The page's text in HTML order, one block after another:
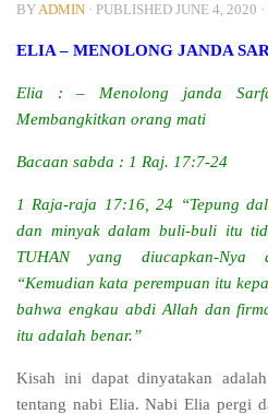
BYADMIN · PUBLISHED JUNE 4, 2020
ELIA – MENOLONG JANDA
Elia : – Menolong janda
Membangkitkan orang mati
Bacaan sabda : 1 Raj. 17:7-24
1 Raja-raja 17:16, 24 “Tepung
dan minyak dalam buli-buli itu
TUHAN yang diucapkan-Nya
“Kemudian kata perempuan itu
bahwa engkau abdi Allah dan
itu adalah benar.”
Kisah ini dapat dinyatakan
tentang nabi Elia. Nabi Elia pergi